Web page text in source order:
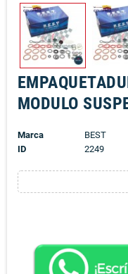
MODULO
Marca
BEST
ID
2249